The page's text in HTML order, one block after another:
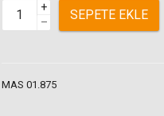
+
–
SEPETE EKLE
MAS 01.875